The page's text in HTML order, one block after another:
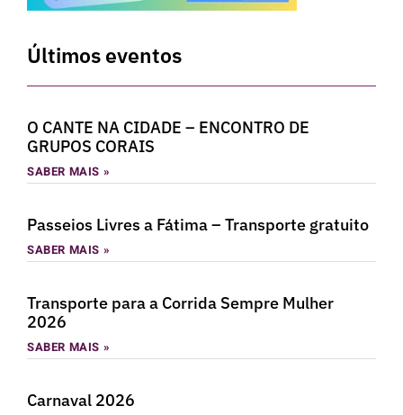
Últimos eventos
O CANTE NA CIDADE – ENCONTRO DE
GRUPOS CORAIS
SABER MAIS »
Passeios Livres a Fátima – Transporte gratuito
SABER MAIS »
Transporte para a Corrida Sempre Mulher
2026
SABER MAIS »
Carnaval 2026